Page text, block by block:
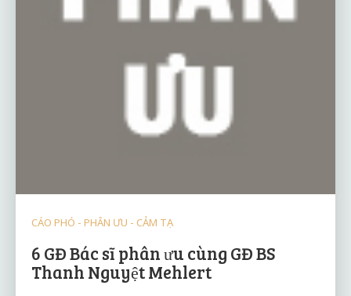
CÁO PHÓ - PHÂN ƯU - CẢM TẠ
6 GĐ Bác sĩ phân ưu cùng GĐ BS
Thanh Nguyệt Mehlert